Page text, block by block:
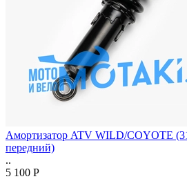
Амортизатор ATV WILD/COYOTE
передний)
..
5 100 Р